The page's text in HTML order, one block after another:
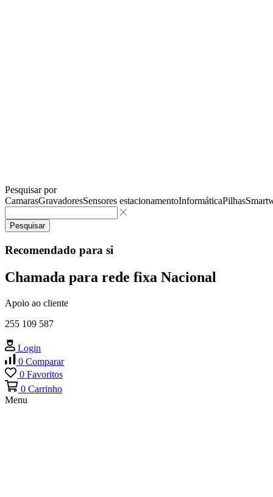
Pesquisar por
CamarasGravadoresSensores estacionamentoInformáticaPilhas
Pesquisar
Recomendado para si
Chamada para rede fixa Nacional
Apoio ao cliente
255 109 587
Login
0 Comparar
0 Favoritos
0 Carrinho
Menu